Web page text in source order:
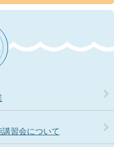
習会について